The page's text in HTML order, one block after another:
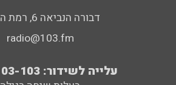
דבורה הנביאה 6, רמת השרון
radio@103.fm
עלייה לשידור: 0552-103-103